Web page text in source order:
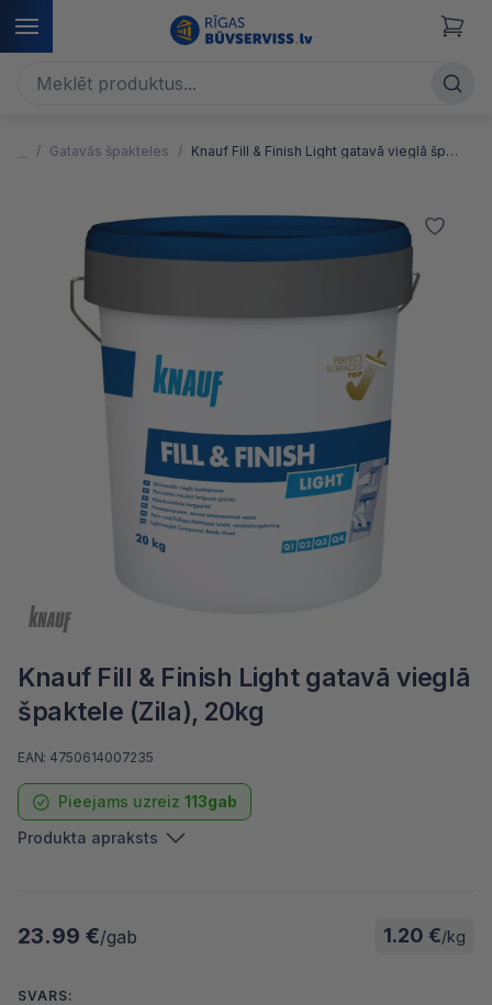
Gatavās špakteles Knauf Fill & Finish Light gatavā vieglā špaktele
Knauf Fill & Finish Light gatavā vieglā
špaktele (Zila), 20kg
Pieejams uzreiz 113gab
EAN: 4750614007235
Produkta apraksts
23.99 €/gab 1.20 €/kg
SVARS: